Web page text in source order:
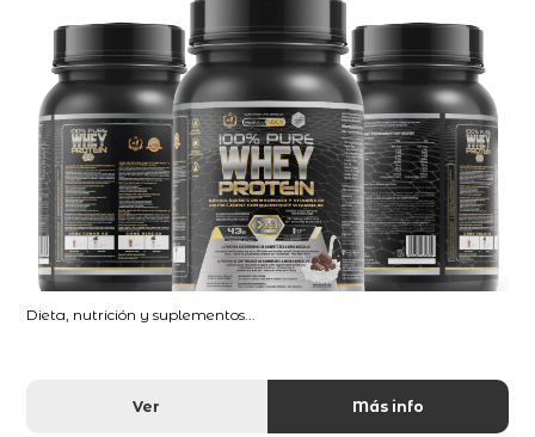
Dieta, nutrición y suplementos...
Ver Más info